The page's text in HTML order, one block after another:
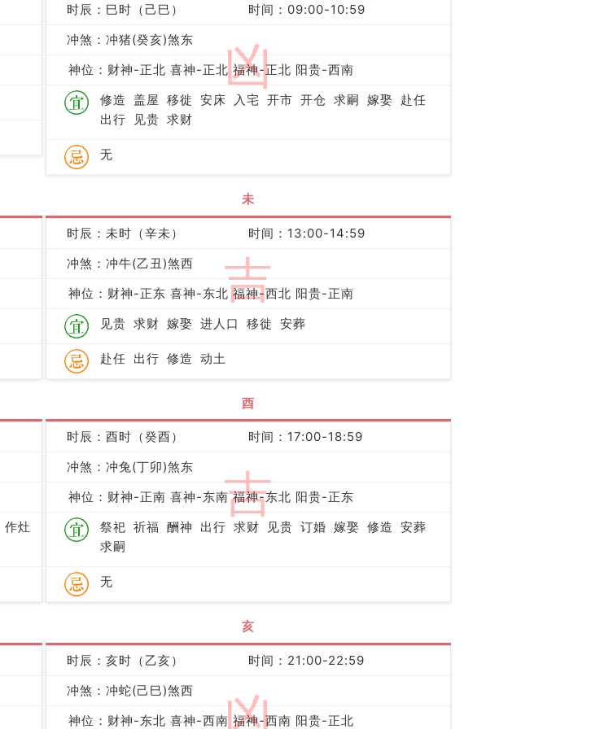
凶
时辰：巳时（己巳）
时间：09:00-10:59
冲煞：冲猪(癸亥)煞东
神位：财神-正北 喜神-正北 福神-正北 阳贵-西南
修造 盖屋 移徙 安床 入宅 开市 开仓 求嗣 嫁娶 赴任
出行
见贵 求财
无
未
吉
时辰：未时（辛未）
时间：13:00-14:59
冲煞：冲牛(乙丑)煞西
神位：财神-正东 喜神-东北 福神-西北 阳贵-正南
见贵 求财 嫁娶 进人口 移徙 安葬
赴任 出行 修造 动土
作灶
酉
吉
时辰：酉时（癸酉）
时间：17:00-18:59
冲煞：冲兔(丁卯)煞东
神位：财神-正南 喜神-东南 福神-东北 阳贵-正东
祭祀 祈福 酬神 出行 求财 见贵 订婚 嫁娶 修造 安葬
求嗣
无
亥
凶
时辰：亥时（乙亥）
时间：21:00-22:59
冲煞：冲蛇(己巳)煞西
神位：财神-东北 喜神-西南 福神-西南 阳贵-正北